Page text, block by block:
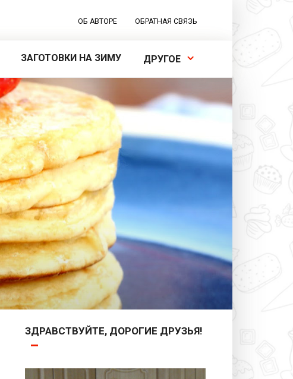
ОБ АВТОРЕ ОБРАТНАЯ СВЯЗЬ
ЗАГОТОВКИ НА ЗИМУ ДРУГОЕ
ЗДРАВСТВУЙТЕ, ДОРОГИЕ ДРУЗЬЯ!